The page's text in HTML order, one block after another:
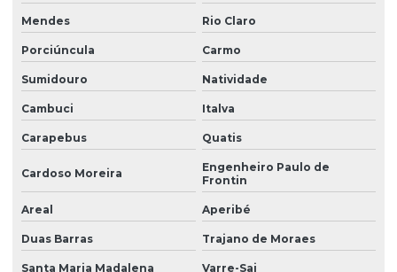
Papel toalha melhoramentos elite
Produtos de limpeza para empresas
Supermercado online
Supermercado online em sp
Mendes Rio Claro
Porciúncula Carmo
Sumidouro Natividade
Cambuci Italva
Carapebus Quatis
Cardoso Moreira
Engenheiro Paulo de
Frontin
Areal Aperibé
Duas Barras Trajano de Moraes
Santa Maria Madalena Varre-Sai